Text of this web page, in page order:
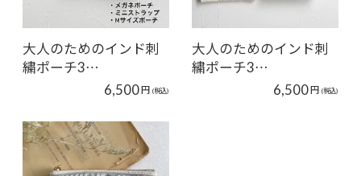
大人のためのインド刺
繍ポーチ3…
6,500円 (税込)
大人のためのインド刺
繍ポーチ3…
6,500円 (税込)